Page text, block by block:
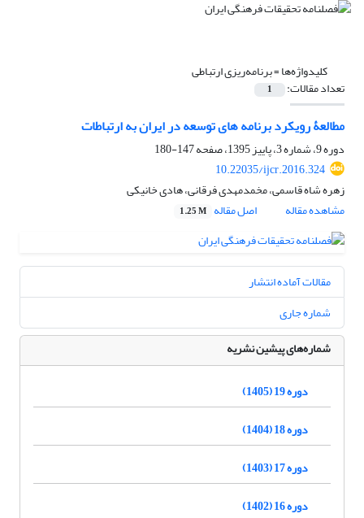
کلیدواژه‌ها =برنامه‌ریزی ارتباطی
تعداد مقالات: 1
مطالعۀ رویکرد برنامه های توسعه در ایران به ارتباطات
دوره 9، شماره 3، پاییز 1395، صفحه
147-180
10.22035/ijcr.2016.324
زهره شاه قاسمی، مخمدمهدی فرقانی، هادی خانیکی
مشاهده مقاله
اصل مقاله 1.25 M
مقالات آماده انتشار
شماره جاری
شماره‌های پیشین نشریه
دوره 19 (1405)
دوره 18 (1404)
دوره 17 (1403)
دوره 16 (1402)